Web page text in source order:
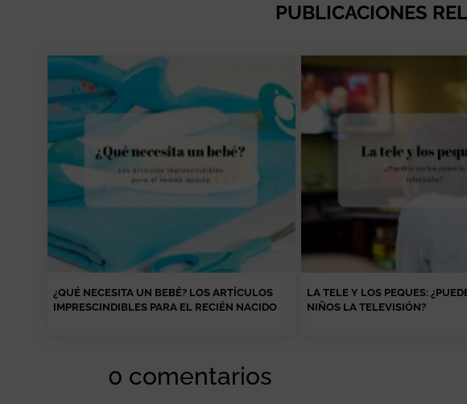
PUBLICACIONES
¿QUÉ NECESITA UN BEBÉ? LOS ARTÍCULOS
IMPRESCINDIBLES PARA EL RECIÉN NACIDO
LA TELE Y LOS PEQUES:
NIÑOS LA TELEVISIÓN?
0 comentarios